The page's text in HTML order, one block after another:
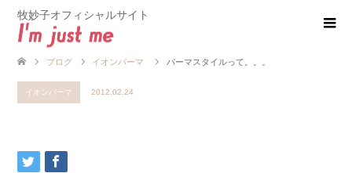
牧妙子オフィシャルサイト
ブログ イオンパーマ パーマスタイルって。。。
イオンパーマ 2012.02.24